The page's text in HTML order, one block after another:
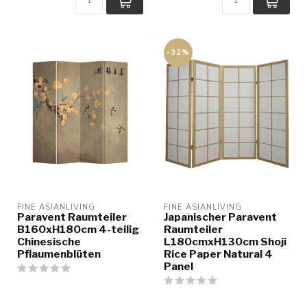
FINE ASIANLIVING
Paravent Raumteiler
B160xH180cm 4-teilig
Chinesische
Pflaumenblüten
-32%
FINE ASIANLIVING
Japanischer Paravent
Raumteiler
L180cmxH130cm Shoji
Rice Paper Natural 4
Panel